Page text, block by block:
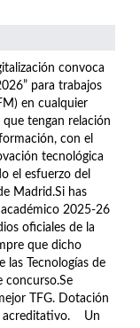
convoca
para trabajos
en cualquier
tengan relación
con el
tecnológica
el esfuerzo del
Madrid.Si has
2025-26
oficiales de la
que dicho
las Tecnologías de
concurso.Se
TFG. Dotación
acreditativo. Un